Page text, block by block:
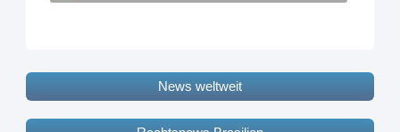
News weltweit